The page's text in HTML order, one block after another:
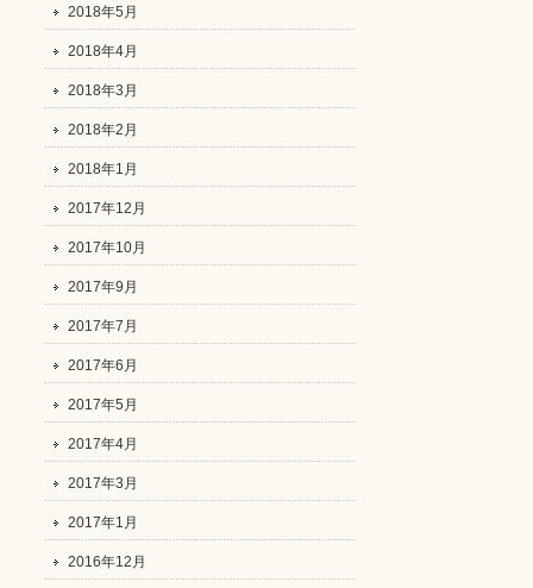
2018年5月
2018年4月
2018年3月
2018年2月
2018年1月
2017年12月
2017年10月
2017年9月
2017年7月
2017年6月
2017年5月
2017年4月
2017年3月
2017年1月
2016年12月